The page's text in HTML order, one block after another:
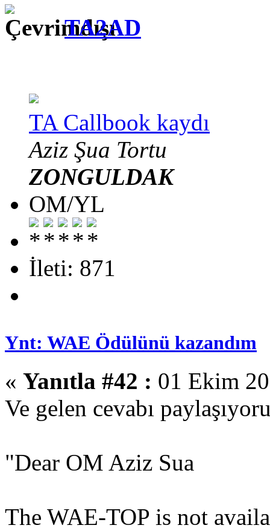
TA2AD
TA Callbook kaydı
Aziz Şua Tortu
ZONGULDAK
OM/YL
İleti: 871
Ynt: WAE Ödülünü kazandım
« Yanıtla #42 : 01 Ekim
Ve gelen cevabı
"Dear OM Aziz Sua
The WAE-TOP is not